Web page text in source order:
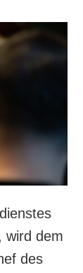
wird dem
des